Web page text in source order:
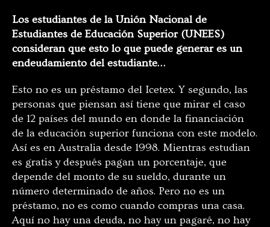
Los estudiantes de la Unión Nacional de
Estudiantes de Educación Superior (UNEES)
consideran que esto lo que puede generar es un
endeudamiento del estudiante…
Esto no es un préstamo del Icetex. Y segundo, las
personas que piensan así tiene que mirar el caso
de 12 países del mundo en donde la financiación
de la educación superior funciona con este modelo.
Así es en Australia desde 1998. Mientras estudian
es gratis y después pagan un porcentaje, que
depende del monto de su sueldo, durante un
número determinado de años. Pero no es un
préstamo, no es como cuando compras una casa.
Aquí no hay una deuda, no hay un pagaré, no hay